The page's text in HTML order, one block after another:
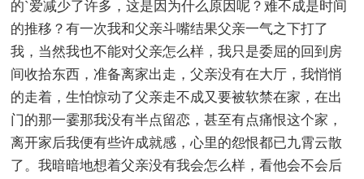
的`爱减少了许多，这是因为什么原因呢？难不成是时间
的推移？有一次我和父亲斗嘴结果父亲一气之下打了
我，当然我也不能对父亲怎么样，我只是委屈的回到房
间收拾东西，准备离家出走，父亲没有在大厅，我悄悄
的走着，生怕惊动了父亲走不成又要被软禁在家，在出
门的那一霎那我没有半点留恋，甚至有点痛恨这个家，
离开家后我便有些许成就感，心里的怨恨都已九霄云散
了。我暗暗地想着父亲没有我会怎么样，看他会不会后